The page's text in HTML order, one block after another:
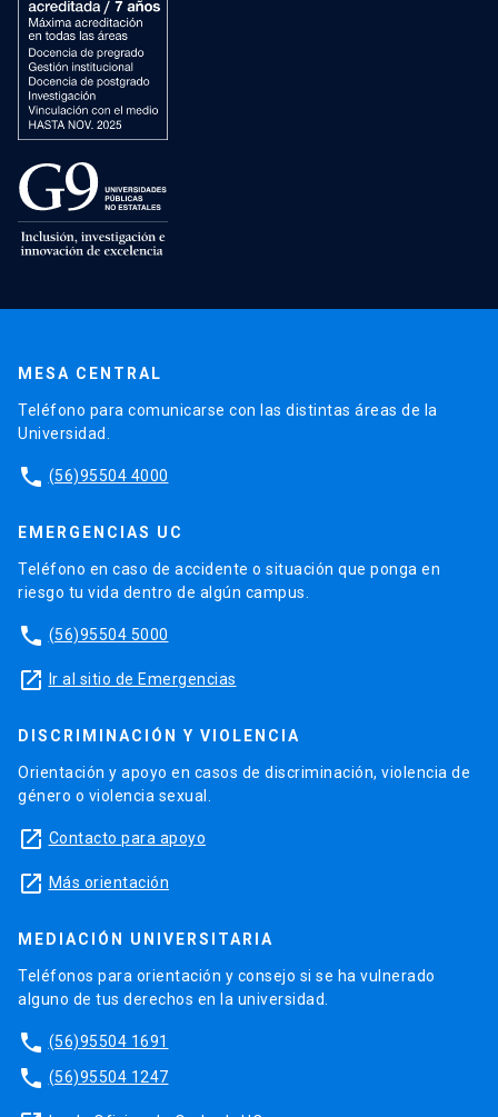
MESA CENTRAL
Teléfono para comunicarse con las distintas áreas de la
Universidad.
phone (56)95504 4000
EMERGENCIAS UC
Teléfono en caso de accidente o situación que ponga en
riesgo tu vida dentro de algún campus.
phone (56)95504 5000
launch Ir al sitio de Emergencias
DISCRIMINACIÓN Y VIOLENCIA
Orientación y apoyo en casos de discriminación, violencia de
género o violencia sexual.
launch Contacto para apoyo
launch Más orientación
MEDIACIÓN UNIVERSITARIA
Teléfonos para orientación y consejo si se ha vulnerado
alguno de tus derechos en la universidad.
phone (56)95504 1691
phone (56)95504 1247